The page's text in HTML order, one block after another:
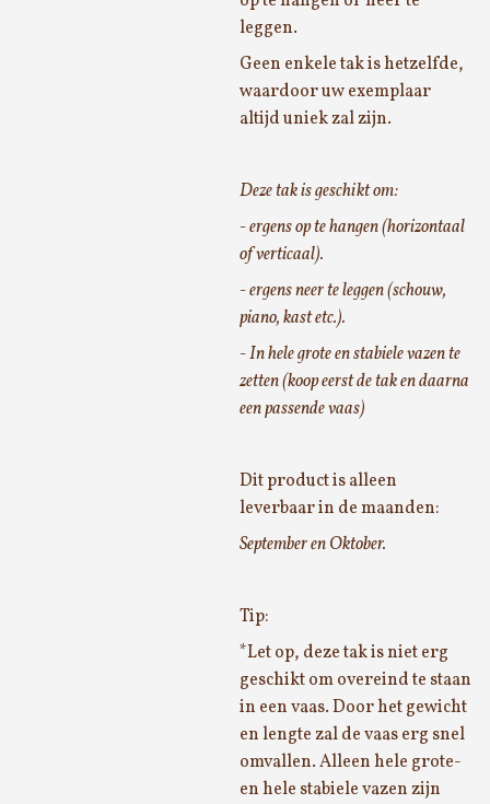
leggen.
Geen enkele tak is hetzelfde,
waardoor uw exemplaar
altijd uniek zal zijn.
Deze tak is geschikt om:
- ergens op te hangen (horizontaal
of verticaal).
- ergens neer te leggen (schouw,
piano, kast etc.).
- In hele grote en stabiele vazen te
zetten (koop eerst de tak en daarna
een passende vaas)
Dit product is alleen
leverbaar in de maanden:
September en Oktober.
Tip:
*Let op, deze tak isnieterg
geschikt om overeind te staan
in een vaas. Door het gewicht
en lengte zal de vaas erg snel
omvallen. Alleen hele grote-
en hele stabiele vazen zijn